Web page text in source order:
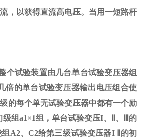
，以获得直流高电压。当用一短路杆
个试验装置由几台单台试验变压器组
倍的单台试验变压器输出电压组合使
的每个单无试验变压器中都有一个励
级组a1×1组，单台试验变压I、 、
的
A2、C2给第三级试验变压器I Ⅱ的初